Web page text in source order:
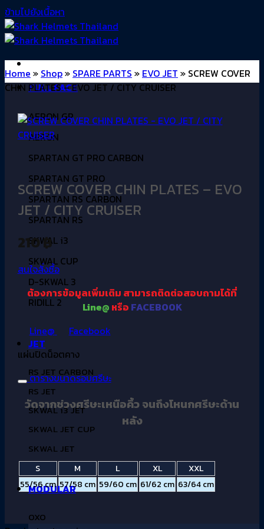
ข้ามไปยังเนื้อหา
FULL FACE
AERON GP
AERON
SPARTAN GT PRO CARBON
SPARTAN GT PRO
SPARTAN RS CARBON
SPARTAN RS
SKWAL i3
SKWAL CUP
D-SKWAL 3
RIDILL 2
JET
RS JET CARBON
RS JET
SKWAL i3 JET
SKWAL JET CUP
SKWAL JET
MODULAR
OXO
Home » Shop» SPARE PARTS » EVO JET » SCREW COVER
CHIN PLATES – EVO JET / CITY CRUISER
SCREW COVER CHIN PLATES – EVO
JET / CITY CRUISER
210฿
สนใจสั่งซื้อ
ต้องการข้อมูลเพิ่มเติม สามารถติดต่อสอบถามได้ที่
Line@ หรือ FACEBOOK
Line@
Facebook
แผ่นปิดน็อตคาง
ตารางขนาดรอบศรีษะ
วัดจากช่วงศรีษะเหนือคิ้ว จนถึงโหนกศรีษะด้าน
หลัง
S M L XL
XXL
55/56 cm 57/58 cm 59/60 cm 61/62 cm 63/64 cm